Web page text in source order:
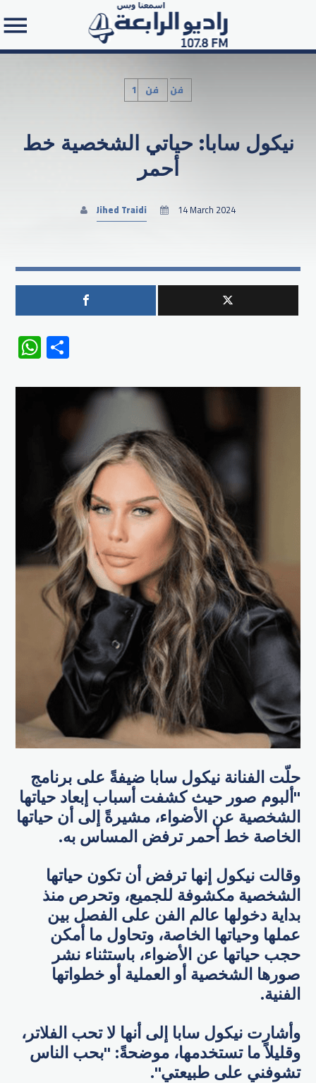
Search in the website:
1فن فن
نيكول سابا: حياتي الشخصية خط
أحمر
Jihed Traidi 14 March 2024
WhatsApp
حلّت الفنانة نيكول سابا ضيفةً على برنامج
"ألبوم صور حيث كشفت أسباب إبعاد حياتها
الشخصية عن الأضواء، مشيرةً إلى أن حياتها
الخاصة خط أحمر ترفض المساس به.
وقالت نيكول إنها ترفض أن تكون حياتها
الشخصية مكشوفة للجميع، وتحرص منذ
بداية دخولها عالم الفن على الفصل بين
عملها وحياتها الخاصة، وتحاول ما أمكن
حجب حياتها عن الأضواء، باستثناء نشر
صورها الشخصية أو العملية أو خطواتها
الفنية.
وأشارت نيكول سابا إلى أنها لا تحب الفلاتر،
وقليلاً ما تستخدمها، موضحةً: "بحب الناس
تشوفني على طبيعتي".